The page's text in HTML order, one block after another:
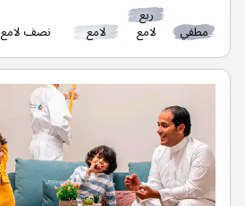
مطفي
ربع
لامع لامع نصف لامع